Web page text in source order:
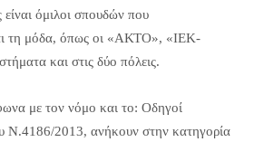
όμιλοι σπουδών που
τη μόδα, όπως οι «ΑΚΤΟ», «ΙΕΚ-
και στις δύο πόλεις.
με τον νόμο και το: Οδηγοί
Ν.4186/2013, ανήκουν στην κατηγορία